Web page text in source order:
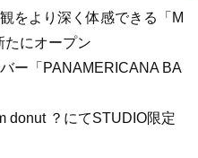
をより深く体感できる「M
たにオープン
ー「PANAMERICANA BA
donut ？にてSTUDIO限定